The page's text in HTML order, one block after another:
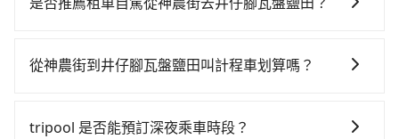
對的時間彈性，最重要的是你當天就要來回，那在台南
公里再額外加收$3.2，從神農街到井仔腳瓦盤鹽田的花
從神農街到井仔腳瓦盤鹽田叫計程車划算嗎？
灣大車隊、Uber、Line Taxi、Yoxi等，如果在路邊攔不
tripool 是否能預訂深夜乘車時段？